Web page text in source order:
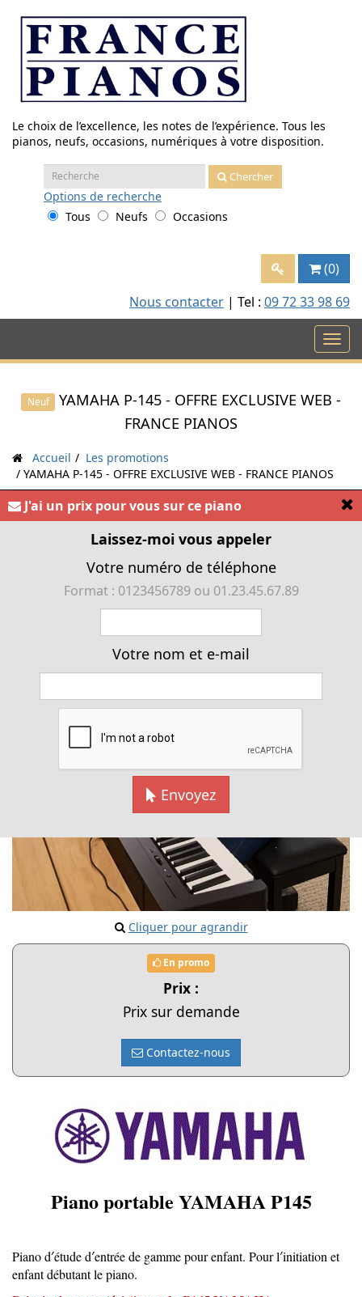
contenu
Le choix de l’excellence, les notes de l’expérience. Tous les
pianos, neufs, occasions, numériques à votre disposition.
Recherche
:
Chercher
Options de recherche
Tous
Neufs Occasions
(0)
Nous contacter | Tel : 09 72 33 98 69
Neuf YAMAHA P-145 - OFFRE EXCLUSIVE WEB -
FRANCE PIANOS
Accueil
Les promotions
YAMAHA P-145 - OFFRE EXCLUSIVE WEB - FRANCE PIANOS
Catégorie :
Pianos numériques Pianos portables
« YAMAHA P-145B »
Cliquer pour agrandir
En promo
Prix :
Prix sur demande
Contactez-nous
Piano portable YAMAHA P145
Piano d′étude d′entrée de gamme pour enfant. Pour l′initiation et
enfant débutant le piano.
J'ai un prix pour vous sur ce piano
Laissez-moi vous appeler
Votre numéro de téléphone
Format : 0123456789 ou 01.23.45.67.89
Votre nom et e-mail
Envoyez